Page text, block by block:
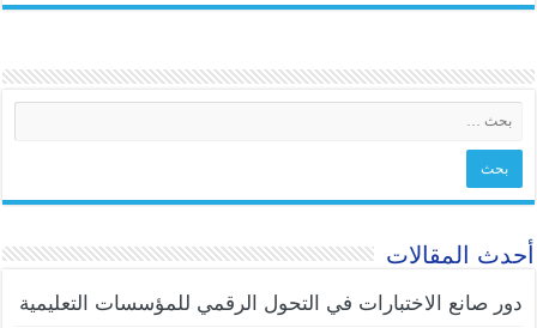
أحدث المقالات
دور صانع الاختبارات في التحول الرقمي للمؤسسات التعليمية